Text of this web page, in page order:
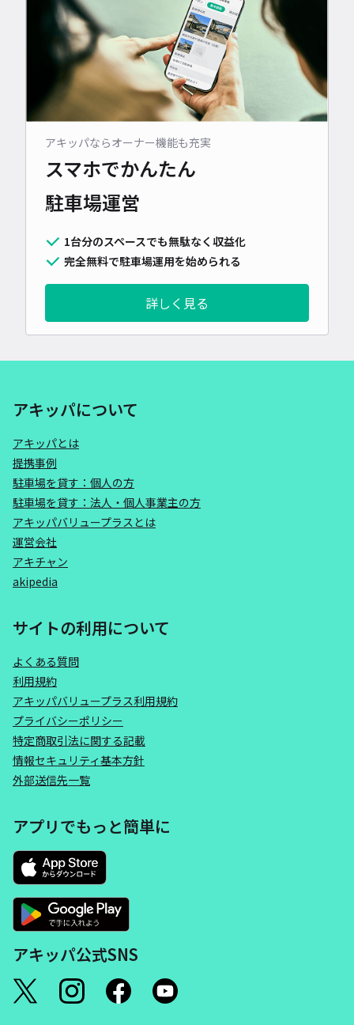
アキッパならオーナー機能も充実
スマホでかんたん
駐車場運営
1台分のスペースでも無駄なく収益化
完全無料で駐車場運用を始められる
詳しく見る
アキッパについて
アキッパとは
提携事例
駐車場を貸す：個人の方
駐車場を貸す：法人・個人事業主の方
アキッパバリュープラスとは
運営会社
アキチャン
akipedia
サイトの利用について
よくある質問
利用規約
アキッパバリュープラス利用規約
プライバシーポリシー
特定商取引法に関する記載
情報セキュリティ基本方針
外部送信先一覧
アプリでもっと簡単に
アキッパ公式SNS